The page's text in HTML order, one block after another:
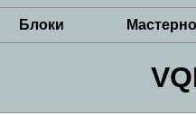
Блоки